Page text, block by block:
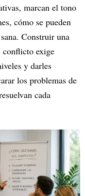
marcan el tono
cómo se pueden
Construir una
conflicto exige
y darles
los problemas de
cada